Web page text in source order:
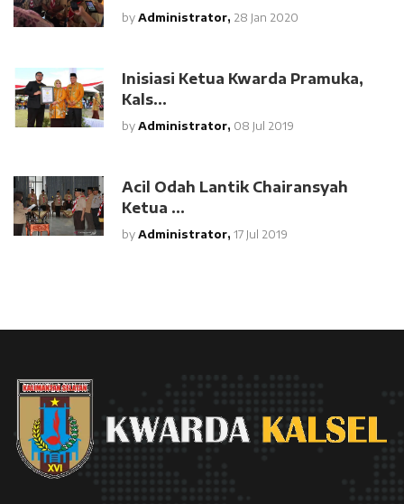
by Administrator, 28 Jan 2020
Inisiasi Ketua Kwarda Pramuka,
Kals...
by Administrator, 08 Jul 2019
Acil Odah Lantik Chairansyah
Ketua ...
by Administrator, 17 Jul 2019